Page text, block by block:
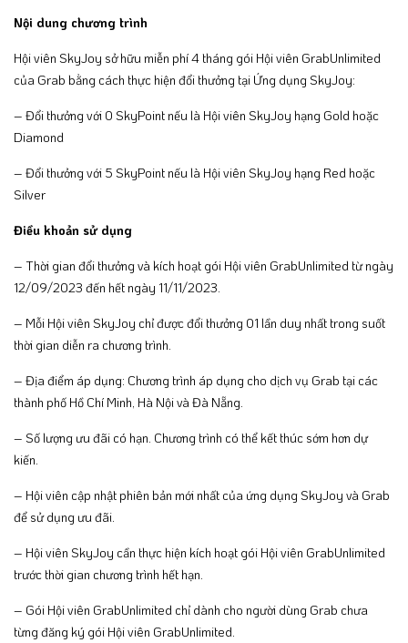
Nội dung chương trình
Hội viên SkyJoy sở hữu miễn phí 4 tháng gói Hội viên GrabUnlimited
của Grab bằng cách thực hiện đổi thưởng tại Ứng dụng SkyJoy:
– Đổi thưởng với 0 SkyPoint nếu là Hội viên SkyJoy hạng Gold hoặc
Diamond
– Đổi thưởng với 5 SkyPoint nếu là Hội viên SkyJoy hạng Red hoặc
Silver
Điều khoản sử dụng
– Thời gian đổi thưởng và kích hoạt gói Hội viên GrabUnlimited từ ngày
12/09/2023 đến hết ngày 11/11/2023.
– Mỗi Hội viên SkyJoy chỉ được đổi thưởng 01 lần duy nhất trong suốt
thời gian diễn ra chương trình.
– Địa điểm áp dụng: Chương trình áp dụng cho dịch vụ Grab tại các
thành phố Hồ Chí Minh, Hà Nội và Đà Nẵng.
– Số lượng ưu đãi có hạn. Chương trình có thể kết thúc sớm hơn dự
kiến.
– Hội viên cập nhật phiên bản mới nhất của ứng dụng SkyJoy và Grab
để sử dụng ưu đãi.
– Hội viên SkyJoy cần thực hiện kích hoạt gói Hội viên GrabUnlimited
trước thời gian chương trình hết hạn.
– Gói Hội viên GrabUnlimited chỉ dành cho người dùng Grab chưa
từng đăng ký gói Hội viên GrabUnlimited.